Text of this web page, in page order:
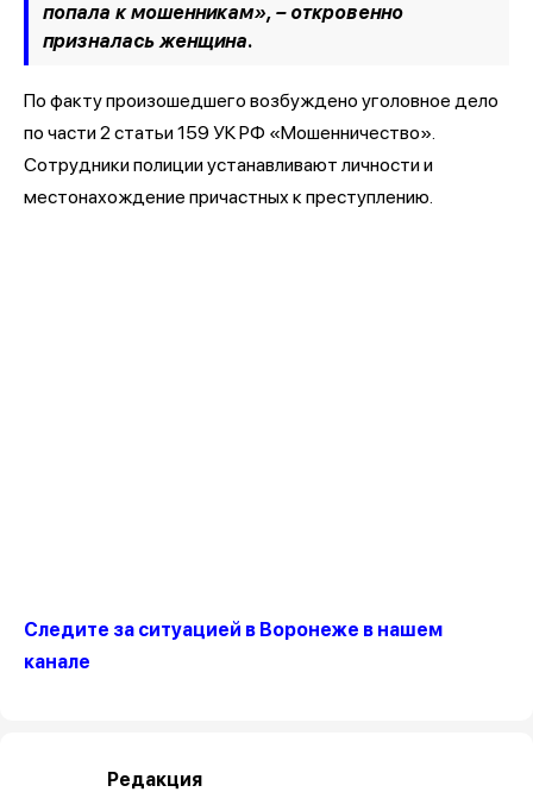
попала к мошенникам», – откровенно
призналась женщина.
По факту произошедшего возбуждено уголовное дело
по части 2 статьи 159 УК РФ «Мошенничество».
Сотрудники полиции устанавливают личности и
местонахождение причастных к преступлению.
Следите за ситуацией в Воронеже в нашем
канале
Редакция